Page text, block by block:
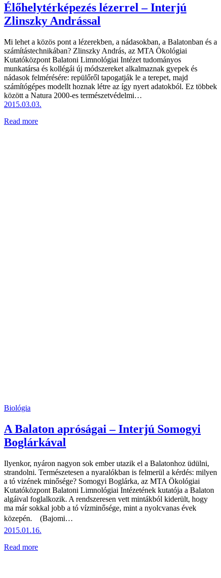
Élőhelytérképezés lézerrel – Interjú
Zlinszky Andrással
Mi lehet a közös pont a lézerekben, a nádasokban, a Balatonban és a
számítástechnikában? Zlinszky András, az MTA Ökológiai
Kutatóközpont Balatoni Limnológiai Intézet tudományos
munkatársa és kollégái új módszereket alkalmaznak gyepek és
nádasok felmérésére: repülőről tapogatják le a terepet, majd
számítógépes modellt hoznak létre az így nyert adatokból. Ez többek
között a Natura 2000-es természetvédelmi…
2015.03.03.
Read more
Biológia
A Balaton apróságai – Interjú Somogyi
Boglárkával
Ilyenkor, nyáron nagyon sok ember utazik el a Balatonhoz üdülni,
strandolni. Természetesen a nyaralókban is felmerül a kérdés: milyen
a tó vizének minősége? Somogyi Boglárka, az MTA Ökológiai
Kutatóközpont Balatoni Limnológiai Intézetének kutatója a Balaton
algáival foglalkozik. A rendszeresen vett mintákból kiderült, hogy
ma már sokkal jobb a tó vízminősége, mint a nyolcvanas évek
közepén.  (Bajomi…
2015.01.16.
Read more